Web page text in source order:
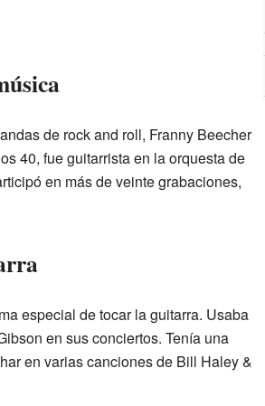
de rock and roll, Franny Beecher
40, fue guitarrista en la orquesta de
en más de veinte grabaciones,
especial de tocar la guitarra. Usaba
en sus conciertos. Tenía una
en varias canciones de Bill Haley &